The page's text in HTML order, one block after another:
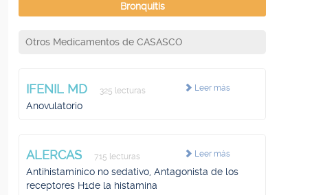
Bronquitis
Otros Medicamentos de CASASCO
Leer más
IFENIL MD 325 lecturas
Anovulatorio
Leer más
ALERCAS 715 lecturas
Antihistamínico no sedativo, Antagonista de los
receptores H1de la histamina